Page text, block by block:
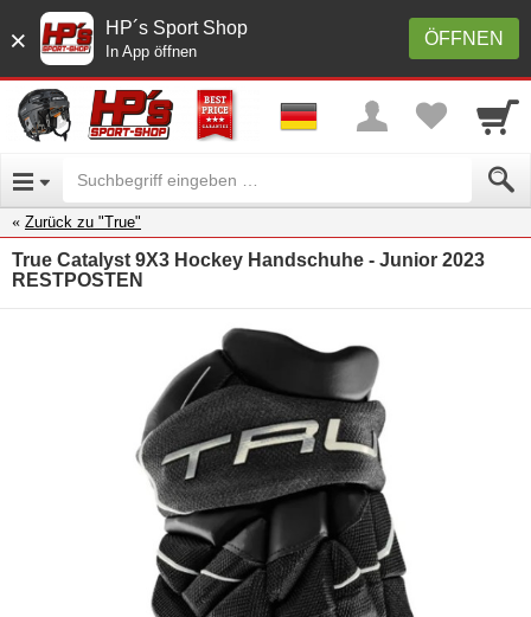
× ÖFFNEN
HP´s Sport Shop
In App öffnen
Zurück zu "True"
True Catalyst 9X3 Hockey Handschuhe - Junior 2023
RESTPOSTEN